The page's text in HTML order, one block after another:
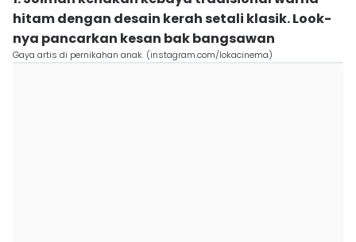
hitam dengan desain kerah setali klasik. Look-
nya pancarkan kesan bak bangsawan
Gaya artis di pernikahan anak. (instagram.com/lokacinema)